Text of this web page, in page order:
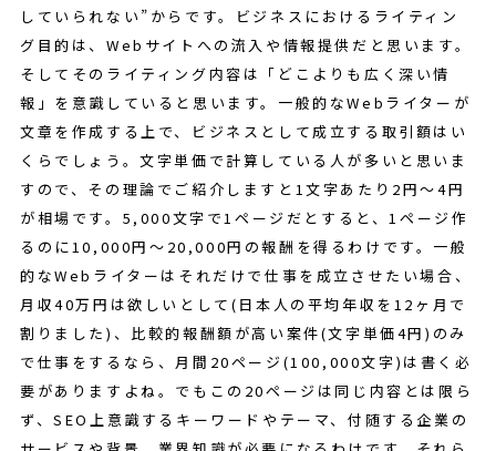
していられない”からです。ビジネスにおけるライティン
グ目的は、Webサイトへの流入や情報提供だと思います。
そしてそのライティング内容は「どこよりも広く深い情
報」を意識していると思います。一般的なWebライターが
文章を作成する上で、ビジネスとして成立する取引額はい
くらでしょう。文字単価で計算している人が多いと思いま
すので、その理論でご紹介しますと1文字あたり2円～4円
が相場です。5,000文字で1ページだとすると、1ページ作
るのに10,000円～20,000円の報酬を得るわけです。一般
的なWebライターはそれだけで仕事を成立させたい場合、
月収40万円は欲しいとして(日本人の平均年収を12ヶ月で
割りました)、比較的報酬額が高い案件(文字単価4円)のみ
で仕事をするなら、月間20ページ(100,000文字)は書く必
要がありますよね。でもこの20ページは同じ内容とは限ら
ず、SEO上意識するキーワードやテーマ、付随する企業の